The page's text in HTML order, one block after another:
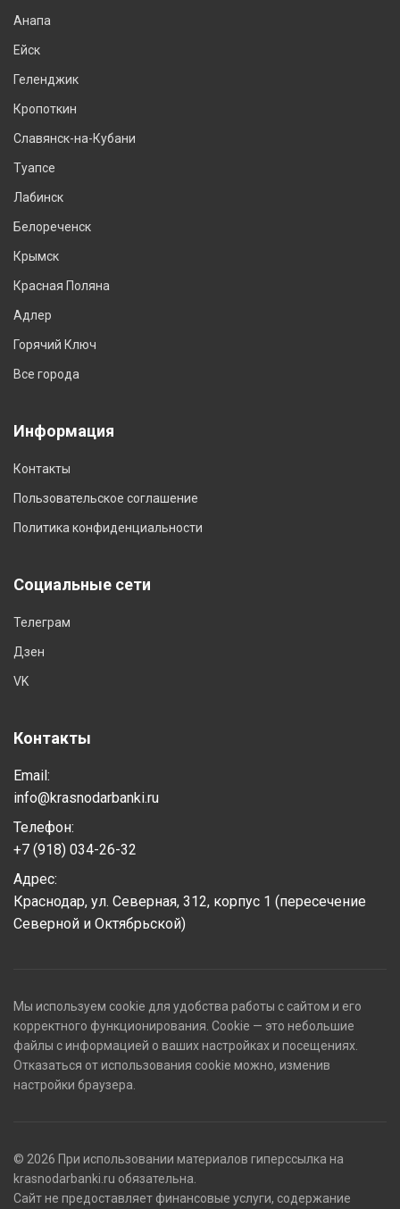
Анапа
Ейск
Геленджик
Кропоткин
Славянск-на-Кубани
Туапсе
Лабинск
Белореченск
Крымск
Красная Поляна
Адлер
Горячий Ключ
Все города
Информация
Контакты
Пользовательское соглашение
Политика конфиденциальности
Социальные сети
Телеграм
Дзен
VK
Контакты
Email:
info@krasnodarbanki.ru
Телефон:
+7 (918) 034-26-32
Адрес:
Краснодар, ул. Северная, 312, корпус 1 (пересечение
Северной и Октябрьской)
Мы используем cookie для удобства работы с сайтом и его
корректного функционирования. Cookie — это небольшие
файлы с информацией о ваших настройках и посещениях.
Отказаться от использования cookie можно, изменив
настройки браузера.
© 2026 При использовании материалов гиперссылка на
krasnodarbanki.ru обязательна.
Сайт не предоставляет финансовые услуги, содержание